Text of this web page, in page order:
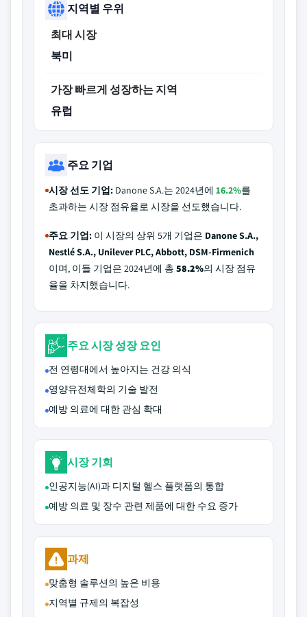
지역별 우위
최대 시장
북미
가장 빠르게 성장하는 지역
유럽
주요 기업
시장 선도 기업: Danone S.A.는 2024년에 16.2%를
초과하는 시장 점유율로 시장을 선도했습니다.
주요 기업: 이 시장의 상위 5개 기업은 Danone S.A.,
Nestlé S.A., Unilever PLC, Abbott, DSM-Firmenich
이며, 이들 기업은 2024년에 총 58.2%의 시장 점유
율을 차지했습니다.
주요 시장 성장 요인
전 연령대에서 높아지는 건강 의식
영양유전체학의 기술 발전
예방 의료에 대한 관심 확대
시장 기회
인공지능(AI)과 디지털 헬스 플랫폼의 통합
예방 의료 및 장수 관련 제품에 대한 수요 증가
과제
맞춤형 솔루션의 높은 비용
지역별 규제의 복잡성